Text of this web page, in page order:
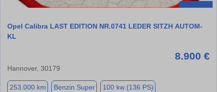
Opel Calibra LAST EDITION NR.0741 LEDER SITZH AUTOM-
KL
8.900 €
Hannover, 30179
253.000 km Benzin Super 100 kw (136 PS)